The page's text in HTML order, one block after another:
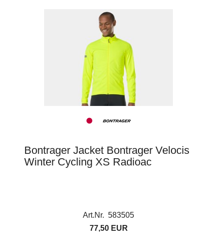
Bontrager Jacket Bontrager Velocis
Winter Cycling XS Radioac
Art.Nr. 583505
77,50 EUR